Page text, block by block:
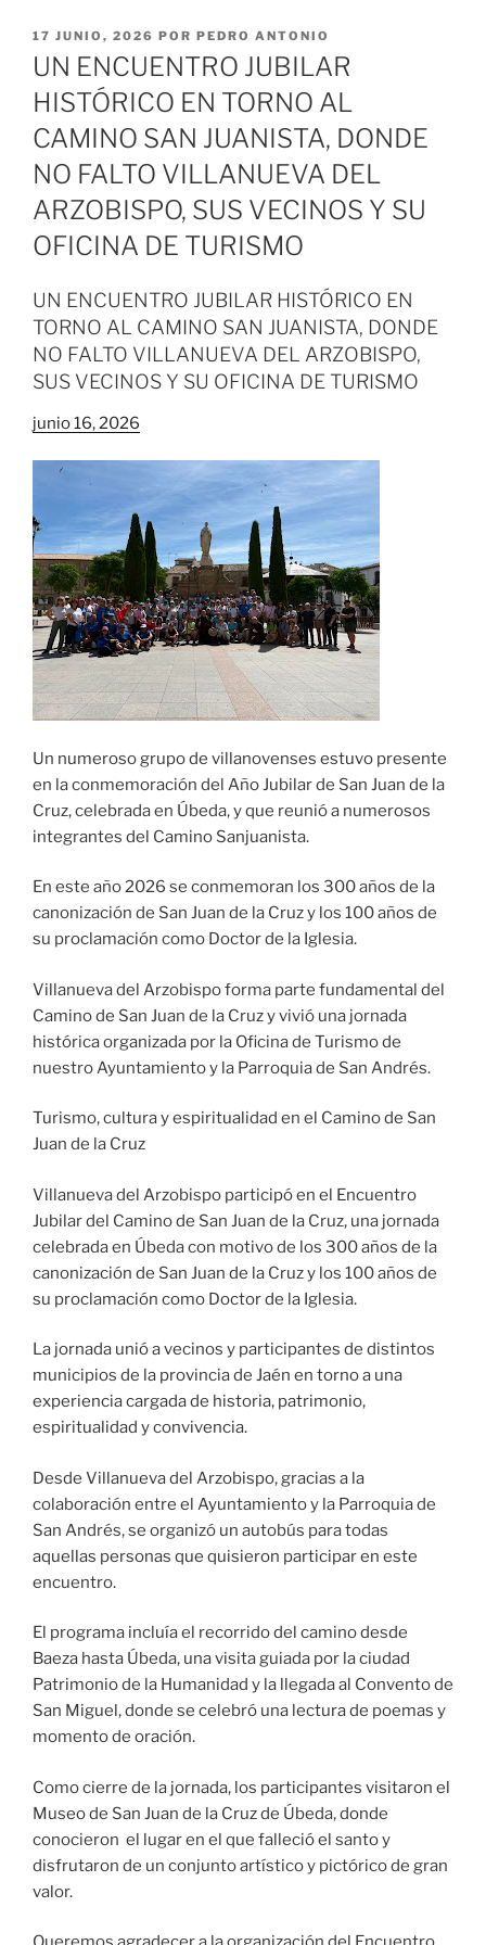
PUBLICADO
EL
17 JUNIO, 2026 POR PEDRO ANTONIO
UN ENCUENTRO JUBILAR
HISTÓRICO EN TORNO AL
CAMINO SAN JUANISTA, DONDE
NO FALTO VILLANUEVA DEL
ARZOBISPO, SUS VECINOS Y SU
OFICINA DE TURISMO
UN ENCUENTRO JUBILAR HISTÓRICO EN
TORNO AL CAMINO SAN JUANISTA, DONDE
NO FALTO VILLANUEVA DEL ARZOBISPO,
SUS VECINOS Y SU OFICINA DE TURISMO
junio 16, 2026
Un numeroso grupo de villanovenses estuvo presente
en la conmemoración del Año Jubilar de San Juan de la
Cruz, celebrada en Úbeda, y que reunió a numerosos
integrantes del Camino Sanjuanista.
En este año 2026 se conmemoran los 300 años de la
canonización de San Juan de la Cruz y los 100 años de
su proclamación como Doctor de la Iglesia.
Villanueva del Arzobispo forma parte fundamental del
Camino de San Juan de la Cruz y vivió una jornada
histórica organizada por la Oficina de Turismo de
nuestro Ayuntamiento y la Parroquia de San Andrés.
Turismo, cultura y espiritualidad en el Camino de San
Juan de la Cruz
Villanueva del Arzobispo participó en el Encuentro
Jubilar del Camino de San Juan de la Cruz, una jornada
celebrada en Úbeda con motivo de los 300 años de la
canonización de San Juan de la Cruz y los 100 años de
su proclamación como Doctor de la Iglesia.
La jornada unió a vecinos y participantes de distintos
municipios de la provincia de Jaén en torno a una
experiencia cargada de historia, patrimonio,
espiritualidad y convivencia.
Desde Villanueva del Arzobispo, gracias a la
colaboración entre el Ayuntamiento y la Parroquia de
San Andrés, se organizó un autobús para todas
aquellas personas que quisieron participar en este
encuentro.
El programa incluía el recorrido del camino desde
Baeza hasta Úbeda, una visita guiada por la ciudad
Patrimonio de la Humanidad y la llegada al Convento de
San Miguel, donde se celebró una lectura de poemas y
momento de oración.
Como cierre de la jornada, los participantes visitaron el
Museo de San Juan de la Cruz de Úbeda, donde
conocieron el lugar en el que falleció el santo y
disfrutaron de un conjunto artístico y pictórico de gran
valor.